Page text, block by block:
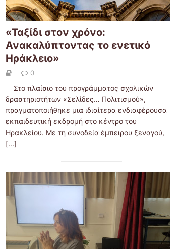
«Ταξίδι στον χρόνο:
Ανακαλύπτοντας το ενετικό
Ηράκλειο»
0
Στο πλαίσιο του προγράμματος σχολικών
δραστηριοτήτων «Σελίδες… Πολιτισμού»,
πραγματοποιήθηκε μια ιδιαίτερα ενδιαφέρουσα
εκπαιδευτική εκδρομή στο κέντρο του
Ηρακλείου. Με τη συνοδεία έμπειρου ξεναγού,
[...]